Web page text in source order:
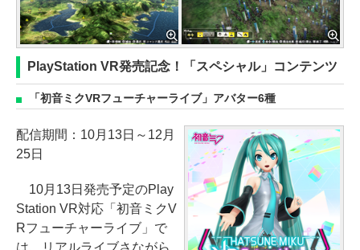
PlayStation VR発売記念！「スペシャル」コンテンツ
「初音ミクVRフューチャーライブ」アバター6種
配信期間：10月13日～12月
25日
10月13日発売予定のPlay
Station VR対応「初音ミクV
Rフューチャーライブ」で
は、リアルライブさながら